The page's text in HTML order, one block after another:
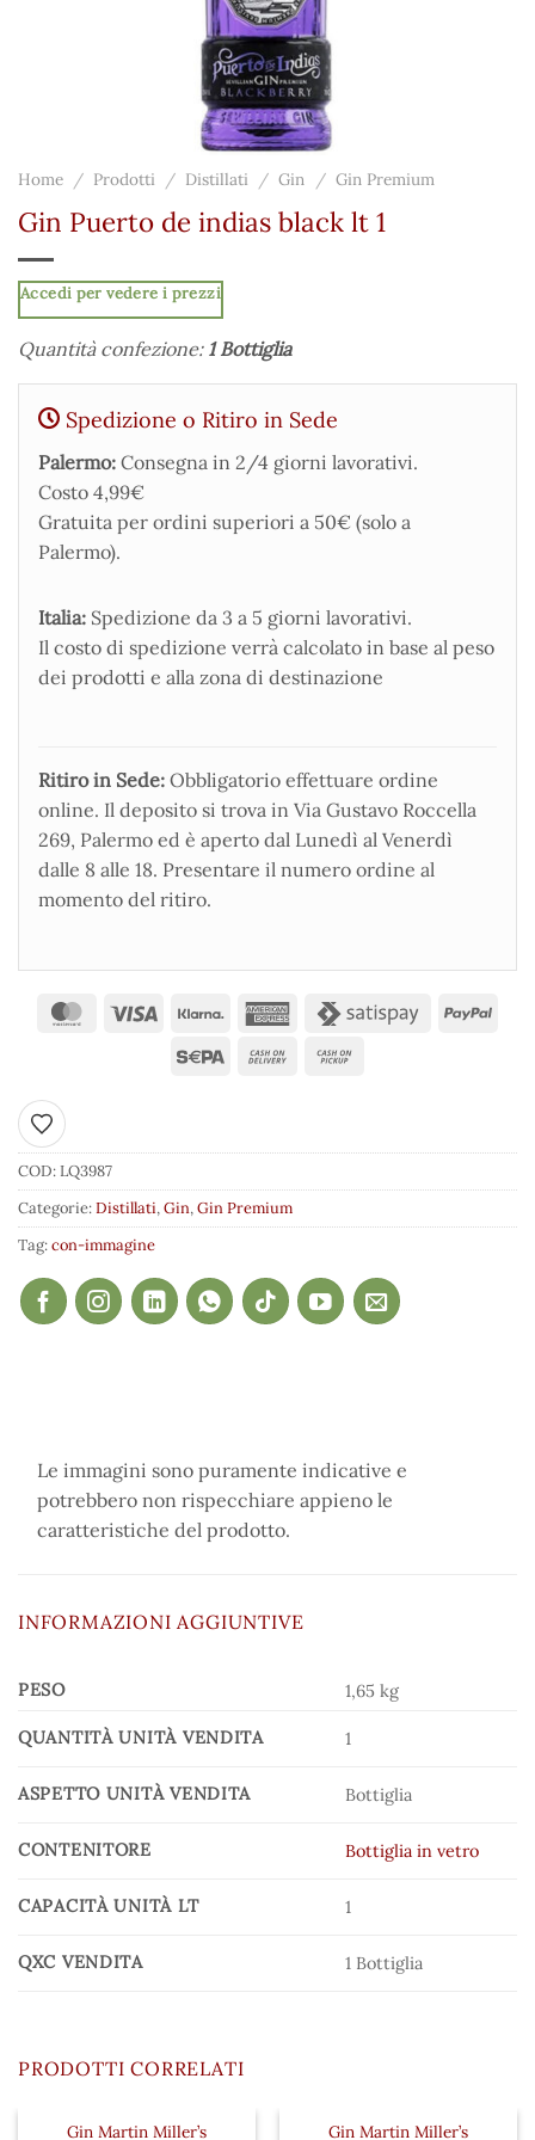
Home / Prodotti / Distillati / Gin / Gin Premium
Gin Puerto de indias black lt 1
Accedi per vedere i prezzi
Quantità confezione: 1 Bottiglia
Spedizione o Ritiro in Sede
Palermo: Consegna in 2/4 giorni lavorativi.
Costo 4,99€
Gratuita per ordini superiori a 50€ (solo a
Palermo).
Italia: Spedizione da 3 a 5 giorni lavorativi.
Il costo di spedizione verrà calcolato in base al peso
dei prodotti e alla zona di destinazione
Ritiro in Sede: Obbligatorio effettuare ordine
online. Il deposito si trova in Via Gustavo Roccella
269, Palermo ed è aperto dal Lunedì al Venerdì
dalle 8 alle 18. Presentare il numero ordine al
momento del ritiro.
Aggiungi ai preferiti
COD:LQ3987
Categorie:Distillati,Gin,Gin Premium
Tag:con-immagine
Le immagini sono puramente indicative e
potrebbero non rispecchiare appieno le
caratteristiche del prodotto.
INFORMAZIONI AGGIUNTIVE
PESO 1,65 kg
QUANTITÀ UNITÀ VENDITA 1
ASPETTO UNITÀ VENDITA Bottiglia
CONTENITORE Bottiglia in vetro
CAPACITÀ UNITÀ LT 1
QXC VENDITA 1 Bottiglia
PRODOTTI CORRELATI
Gin Martin Miller’s Gin Martin Miller’s